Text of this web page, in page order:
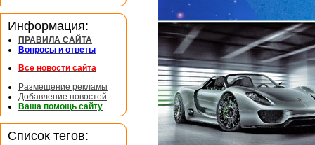
Информация:
ПРАВИЛА САЙТА
Вопросы и ответы
Все новости сайта
Размещение рекламы
Добавление новостей
Ваша помощь сайту
Список тегов: